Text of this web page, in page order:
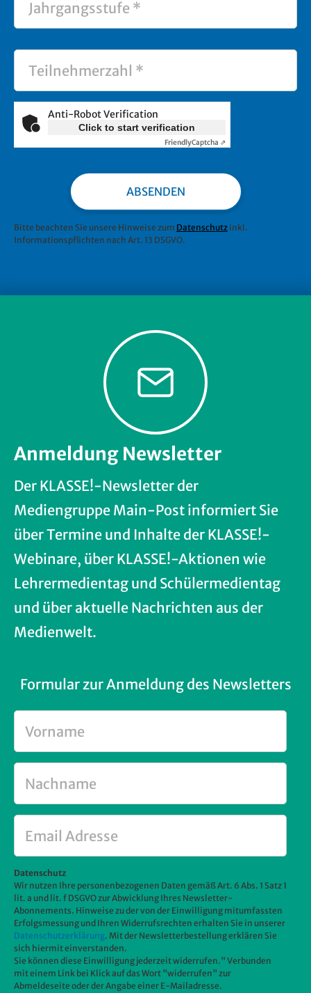
Anti-Robot Verification
Click to start verification
FriendlyCaptcha ⇗
ABSENDEN
Bitte beachten Sie unsere Hinweise zum Datenschutzinkl.
Informationspflichten nach Art. 13 DSGVO.
Anmeldung Newsletter
Der KLASSE!-Newsletter der
Mediengruppe Main-Post informiert Sie
über Termine und Inhalte der KLASSE!-
Webinare, über KLASSE!-Aktionen wie
Lehrermedientag und Schülermedientag
und über aktuelle Nachrichten aus der
Medienwelt.
Formular zur Anmeldung des Newsletters
Vorname
Nachname
Email
Adresse
Datenschutz
Wir nutzen Ihre personenbezogenen Daten gemäß Art. 6 Abs. 1 Satz 1
lit. a und lit. f DSGVO zur Abwicklung Ihres Newsletter-
Abonnements. Hinweise zu der von der Einwilligung mitumfassten
Erfolgsmessung und Ihren Widerrufsrechten erhalten Sie in unserer
Datenschutzerklärung. Mit der Newsletterbestellung erklären Sie
sich hiermit einverstanden.
Sie können diese Einwilligung jederzeit widerrufen." Verbunden
mit einem Link bei Klick auf das Wort "widerrufen" zur
Abmeldeseite oder der Angabe einer E-Mailadresse.